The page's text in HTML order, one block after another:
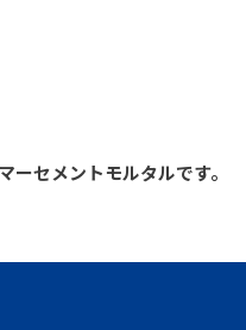
セメントモルタルです。